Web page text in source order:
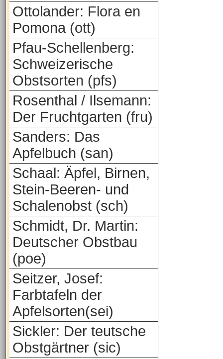
Ottolander: Flora en
Pomona (ott)
Pfau-Schellenberg:
Schweizerische
Obstsorten (pfs)
Rosenthal / Ilsemann:
Der Fruchtgarten (fru)
Sanders: Das
Apfelbuch (san)
Schaal: Äpfel, Birnen,
Stein-Beeren- und
Schalenobst (sch)
Schmidt, Dr. Martin:
Deutscher Obstbau
(poe)
Seitzer, Josef:
Farbtafeln der
Apfelsorten(sei)
Sickler: Der teutsche
Obstgärtner (sic)